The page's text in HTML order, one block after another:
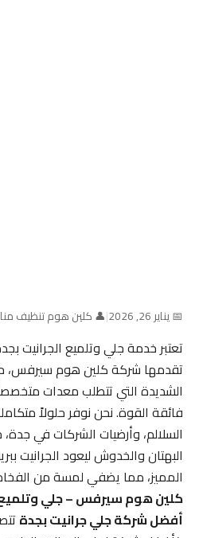
📅 يناير 26, 2026 |👤 كلين هوم تنظيف منازل
تعتبر خدمة جلي وتلميع الجرانيت
تقدمها شركة كلين هوم سيرفس، حيث
الشديدة التي تتطلب معدات
فائقة القوة. نحن نوفر حلولاً متكاملة
السلالم، وأرضيات الشركات في جدة،
البهتان والخدوش ليعود الجرانيت
المميز، مما يضفي لمسة من
كلين هوم سيرفس – جلي وتلميع
أفضل شركة جلي جرانيت بجدة